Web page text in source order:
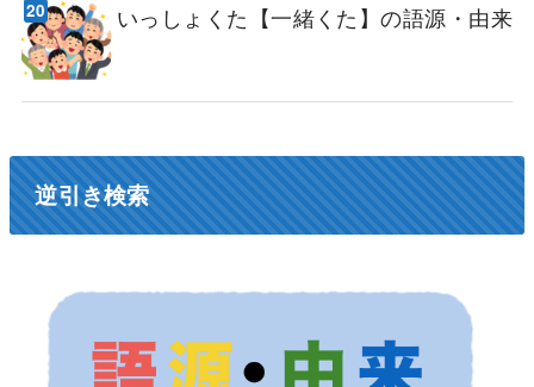
いっしょくた【一緒くた】の語源・由来
逆引き検索